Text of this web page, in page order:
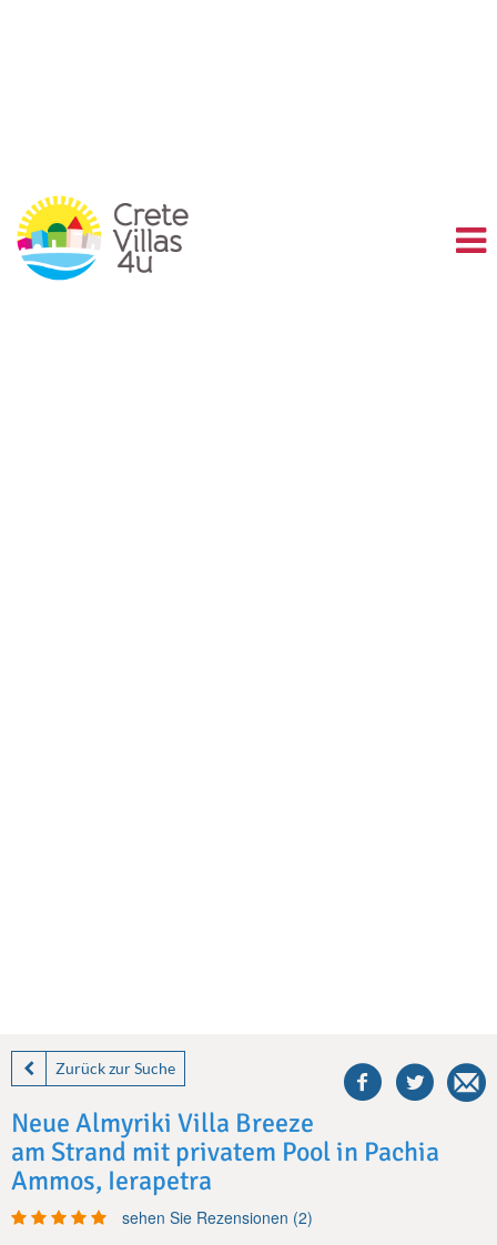
Zurück zur Suche
this
villa
Neue Almyriki Villa Breeze
am Strand mit privatem Pool in Pachia
Ammos, Ierapetra
sehen Sie Rezensionen (2)